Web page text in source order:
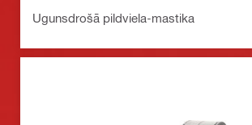
Ugunsdrošā pildviela-mastika